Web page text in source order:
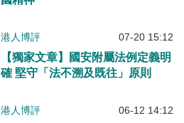
港人博評 07-20 15:12
【獨家文章】國安附屬法例定義明
確 堅守「法不溯及既往」原則
港人博評 06-12 14:12